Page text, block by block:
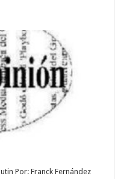
Por: Franck Fernández